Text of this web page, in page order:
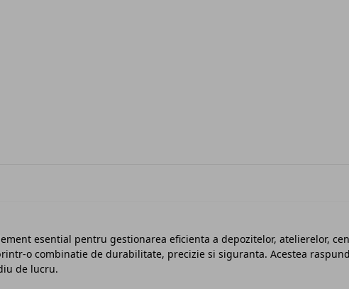
esential pentru gestionarea eficienta a depozitelor, atelierelor,
o combinatie de durabilitate, precizie si siguranta. Acestea
de lucru.